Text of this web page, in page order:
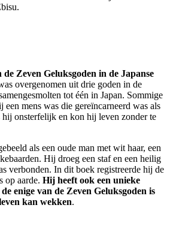
Zeven Geluksgoden in de Japanse
overgenomen uit drie goden in de
tot één in Japan. Sommige
mens was die gereïncarneerd was als
hij onsterfelijk en kon hij leven zonder te
als een oude man met wit haar, een
Hij droeg een staf en een heilig
verbonden. In dit boek registreerde hij de
op aarde. Hij heeft ook een unieke
enige van de Zeven Geluksgoden is
kan wekken.